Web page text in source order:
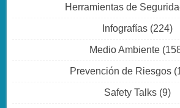
Herramientas de
Infografías(224)
Medio Ambiente
Prevención de Riesgos
Safety Talks(9)